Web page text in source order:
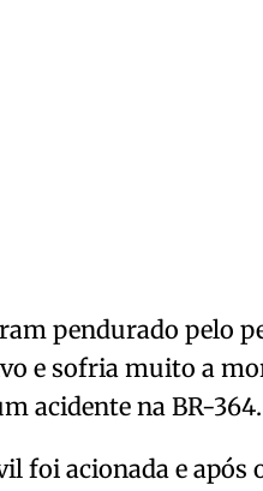
pendurado pelo
e sofria muito a
acidente na BR-364.
foi acionada e após